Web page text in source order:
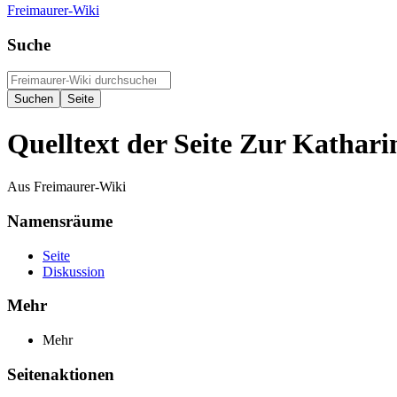
Freimaurer-Wiki
Suche
Quelltext der Seite Zur
Aus Freimaurer-Wiki
Namensräume
Seite
Diskussion
Mehr
Mehr
Seitenaktionen